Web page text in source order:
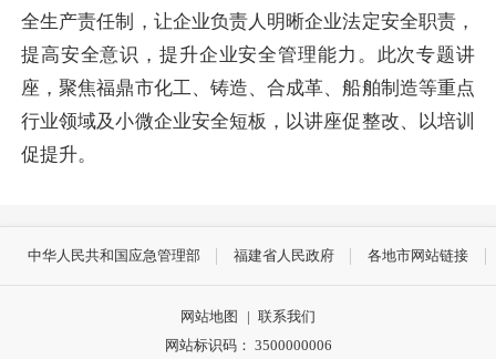
全生产责任制，让企业负责人明晰企业法定安全职责，
提高安全意识，提升企业安全管理能力。此次专题讲
座，聚焦福鼎市化工、铸造、合成革、船舶制造等重点
行业领域及小微企业安全短板，以讲座促整改、以培训
促提升。
中华人民共和国应急管理部 福建省人民政府 各地市网站链接
网站地图 | 联系我们
网站标识码： 3500000006